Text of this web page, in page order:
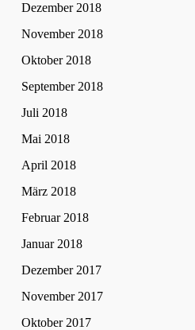
Dezember 2018
November 2018
Oktober 2018
September 2018
Juli 2018
Mai 2018
April 2018
März 2018
Februar 2018
Januar 2018
Dezember 2017
November 2017
Oktober 2017